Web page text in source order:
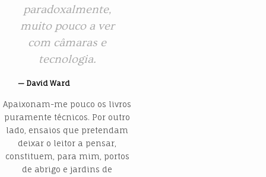
paradoxalmente,
muito pouco a ver
com câmaras e
tecnologia.
David Ward
Apaixonam-me pouco os livros
puramente técnicos. Por outro
lado, ensaios que pretendam
deixar o leitor a pensar,
constituem, para mim, portos
de abrigo e jardins de